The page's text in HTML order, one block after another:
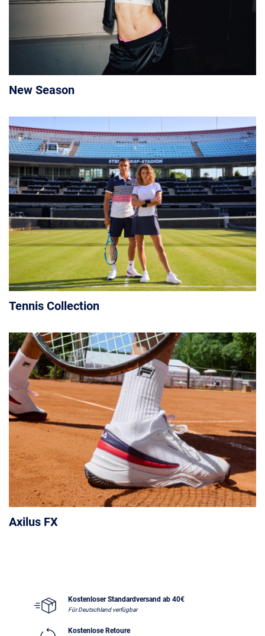
New Season
Tennis Collection
Axilus FX
Kostenloser Standardversand ab 40€
Für Deutschland verfügbar
Kostenlose Retoure